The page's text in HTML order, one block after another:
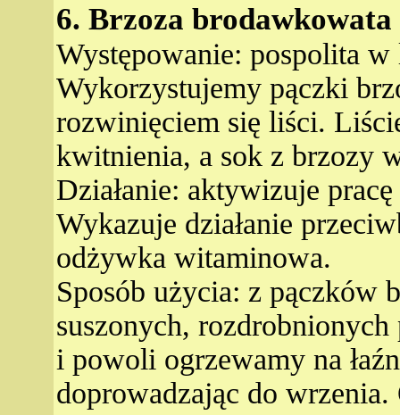
6. Brzoza
Występowanie: pospolita
Wykorzystujemy pączki
rozwinięciem się liści.
kwitnienia, a sok z brzozy
Działanie: aktywizuje
Wykazuje działanie
odżywka witaminowa.
Sposób użycia: z pączków
suszonych,
i powoli ogrzewamy na
doprowadzając do